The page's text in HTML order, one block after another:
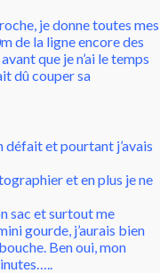
je donne toutes mes
de la ligne encore des
que je n’ai le temps
dû couper sa
défait et pourtant j’avais
et en plus je ne
sac et surtout me
gourde, j’aurais bien
Ben oui, mon